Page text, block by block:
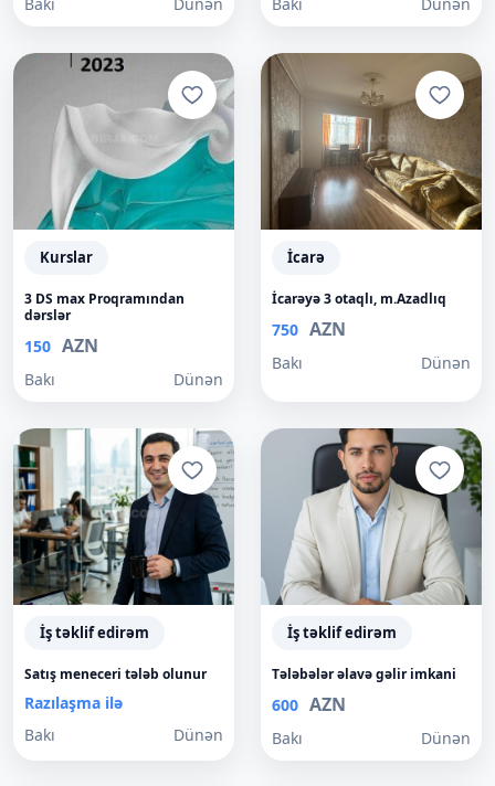
Kurslar
3 DS max Proqramından
dərslər
150 AZN
Bakı Dünən
İcarə
İcarəyə 3 otaqlı, m.Azadlıq
750 AZN
Bakı Dünən
İş təklif edirəm
Satış meneceri tələb olunur
Razılaşma ilə
Bakı
Dünən
İş təklif edirəm
Tələbələr əlavə gəlir imkani
600 AZN
Bakı Dünən